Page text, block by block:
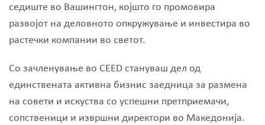
седиште во Вашингтон, којшто го промовира
развојот на деловното опкружување и инвестира во
растечки компании во светот.
Со зачленување во CEED стануваш дел од
единствената активна бизнис заедница за размена
на совети и искуства со успешни претприемачи,
сопственици и извршни директори во Македонија.